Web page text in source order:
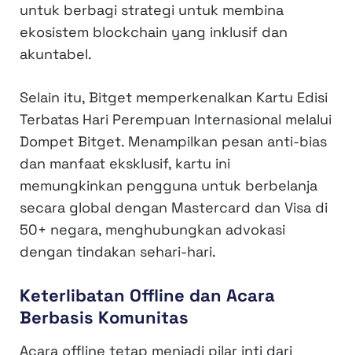
untuk berbagi strategi untuk membina
ekosistem blockchain yang inklusif dan
akuntabel.
Selain itu, Bitget memperkenalkan Kartu Edisi
Terbatas Hari Perempuan Internasional melalui
Dompet Bitget. Menampilkan pesan anti-bias
dan manfaat eksklusif, kartu ini
memungkinkan pengguna untuk berbelanja
secara global dengan Mastercard dan Visa di
50+ negara, menghubungkan advokasi
dengan tindakan sehari-hari.
Keterlibatan Offline dan Acara
Berbasis Komunitas
Acara offline tetap menjadi pilar inti dari